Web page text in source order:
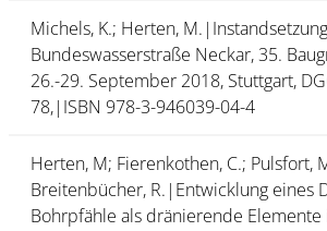
Michels, K.; Herten,
Bundeswasserstraße Neckar, 35.
26.-29. September 2018, Stuttgart,
78,|ISBN 978-3-946039-04-4
Herten, M; Fierenkothen, C.; Pulsfort,
Breitenbücher, R.|Entwicklung eines
Bohrpfähle als dränierende Elemente